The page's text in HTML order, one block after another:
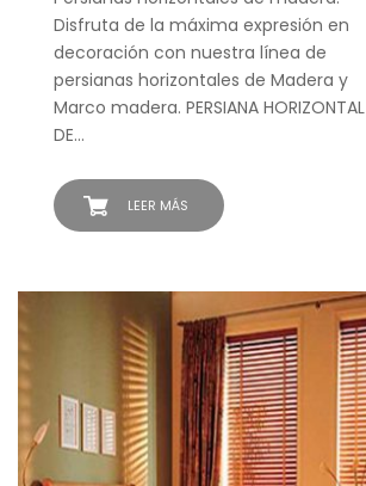
LEER MÁS
Disfruta de la máxima expresión en
decoración con nuestra línea de
persianas horizontales de Madera y
Marco madera. PERSIANA HORIZONTAL
DE…